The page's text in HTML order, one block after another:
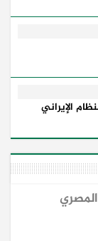
الإيراني